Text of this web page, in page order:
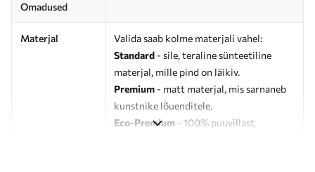
Omadused
Materjal
Valida saab kolme materjali vahel:
Standard - sile, teraline sünteetiline
materjal, mille pind on läikiv.
Premium - matt materjal, mis sarnaneb
kunstnike lõuenditele.
Eco-Premium - 100% puuvillast